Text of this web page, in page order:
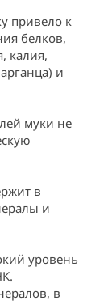
привело к
белков,
калия,
и
муки не
в
и
уровень
в